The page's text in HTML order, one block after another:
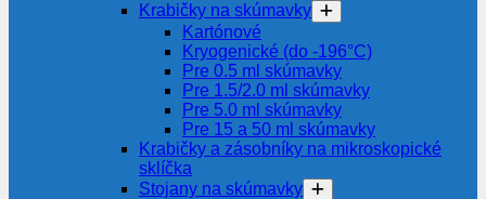
Krabičky na skúmavky
Kartónové
Kryogenické (do -196°C)
Pre 0.5 ml skúmavky
Pre 1.5/2.0 ml skúmavky
Pre 5.0 ml skúmavky
Pre 15 a 50 ml skúmavky
Krabičky a zásobníky na mikroskopické
sklíčka
Stojany na skúmavky